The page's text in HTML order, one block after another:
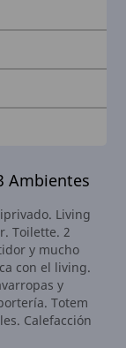
Ambientes
Living
Toilette. 2
y mucho
con el living.
y
Totem
Calefacción